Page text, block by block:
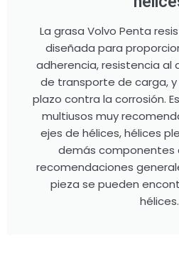
La grasa Volvo Penta
diseñada para
adherencia, resistencia al
de transporte de carga,
plazo contra la corrosión.
multiusos muy
ejes de hélices, hélices
demás componentes
recomendaciones
pieza se pueden
hélices.